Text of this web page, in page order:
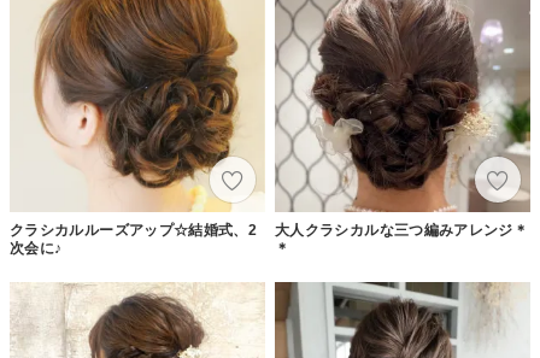
クラシカルルーズアップ☆結婚式、2
次会に♪
大人クラシカルな三つ編みアレンジ＊
＊